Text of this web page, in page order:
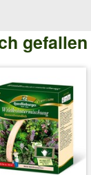
gefallen